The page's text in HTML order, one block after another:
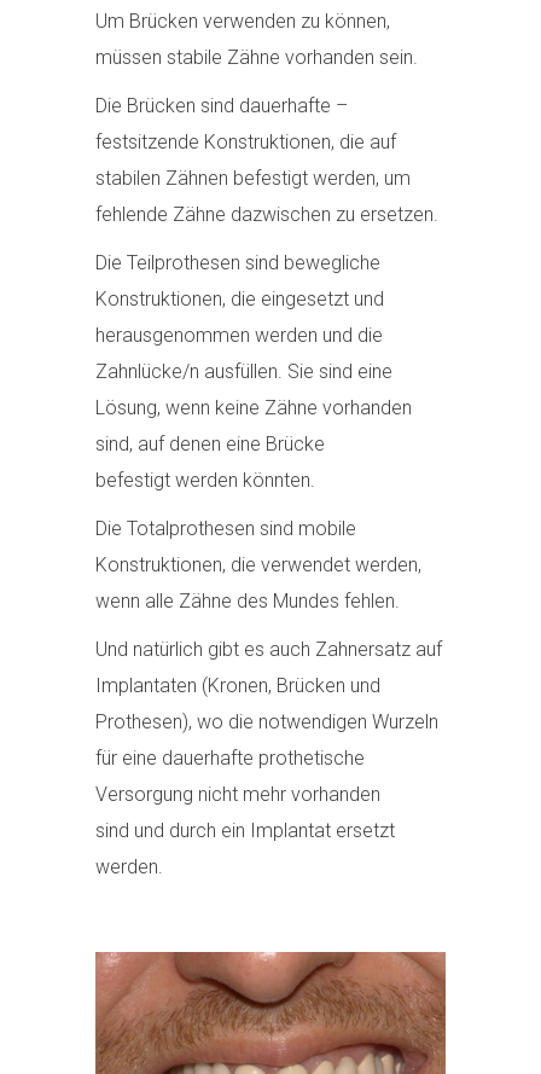
Um Brücken verwenden zu können,
müssen stabile Zähne vorhanden sein.
Die Brücken sind dauerhafte –
festsitzende Konstruktionen, die auf
stabilen Zähnen befestigt werden, um
fehlende Zähne dazwischen zu ersetzen.
Die Teilprothesen sind bewegliche
Konstruktionen, die eingesetzt und
herausgenommen werden und die
Zahnlücke/n ausfüllen. Sie sind eine
Lösung, wenn keine Zähne vorhanden
sind, auf denen eine Brücke
befestigt werden könnten.
Die Totalprothesen sind mobile
Konstruktionen, die verwendet werden,
wenn alle Zähne des Mundes fehlen.
Und natürlich gibt es auch Zahnersatz auf
Implantaten (Kronen, Brücken und
Prothesen), wo die notwendigen Wurzeln
für eine dauerhafte prothetische
Versorgung nicht mehr vorhanden
sind und durch ein Implantat ersetzt
werden.